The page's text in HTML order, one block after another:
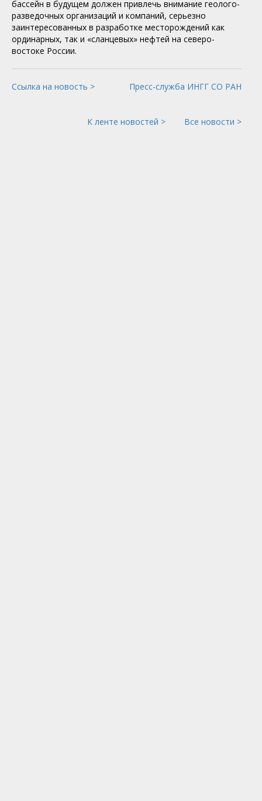
бассейн в будущем должен привлечь внимание геолого-
разведочных организаций и компаний, серьезно
заинтересованных в разработке месторождений как
ординарных, так и «сланцевых» нефтей на северо-
востоке России.
Ссылка на новость > Пресс-служба ИНГГ СО РАН
К ленте новостей > Все новости >